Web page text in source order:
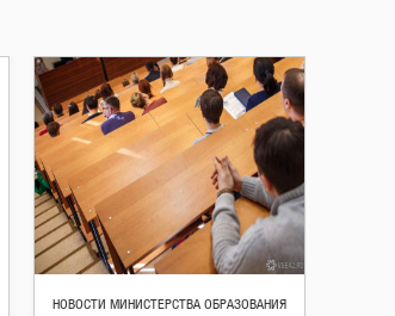
НОВОСТИ МИНИСТЕРСТВА ОБРАЗОВАНИЯ